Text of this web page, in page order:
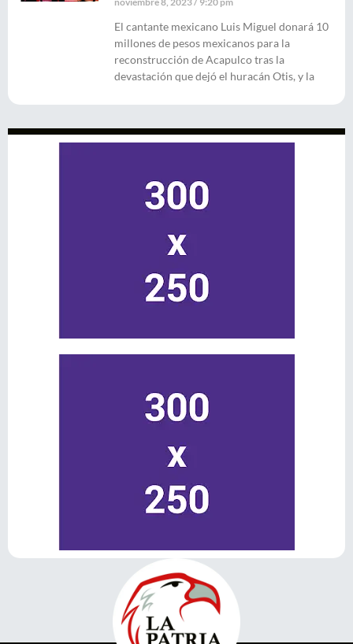
El cantante mexicano Luis Miguel donará 10
millones de pesos mexicanos para la
reconstrucción de Acapulco tras la
devastación que dejó el huracán Otis, y la